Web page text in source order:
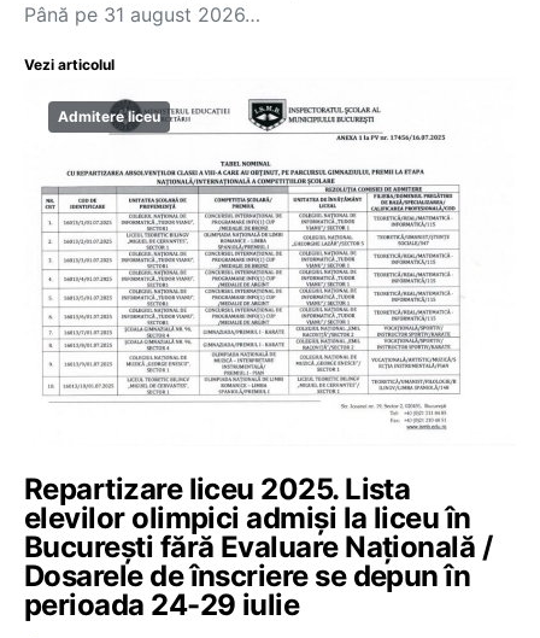
Până pe 31 august 2026…
Vezi articolul
Admitere liceu
Repartizare liceu 2025. Lista
elevilor olimpici admiși la liceu în
București fără Evaluare Națională /
Dosarele de înscriere se depun în
perioada 24-29 iulie